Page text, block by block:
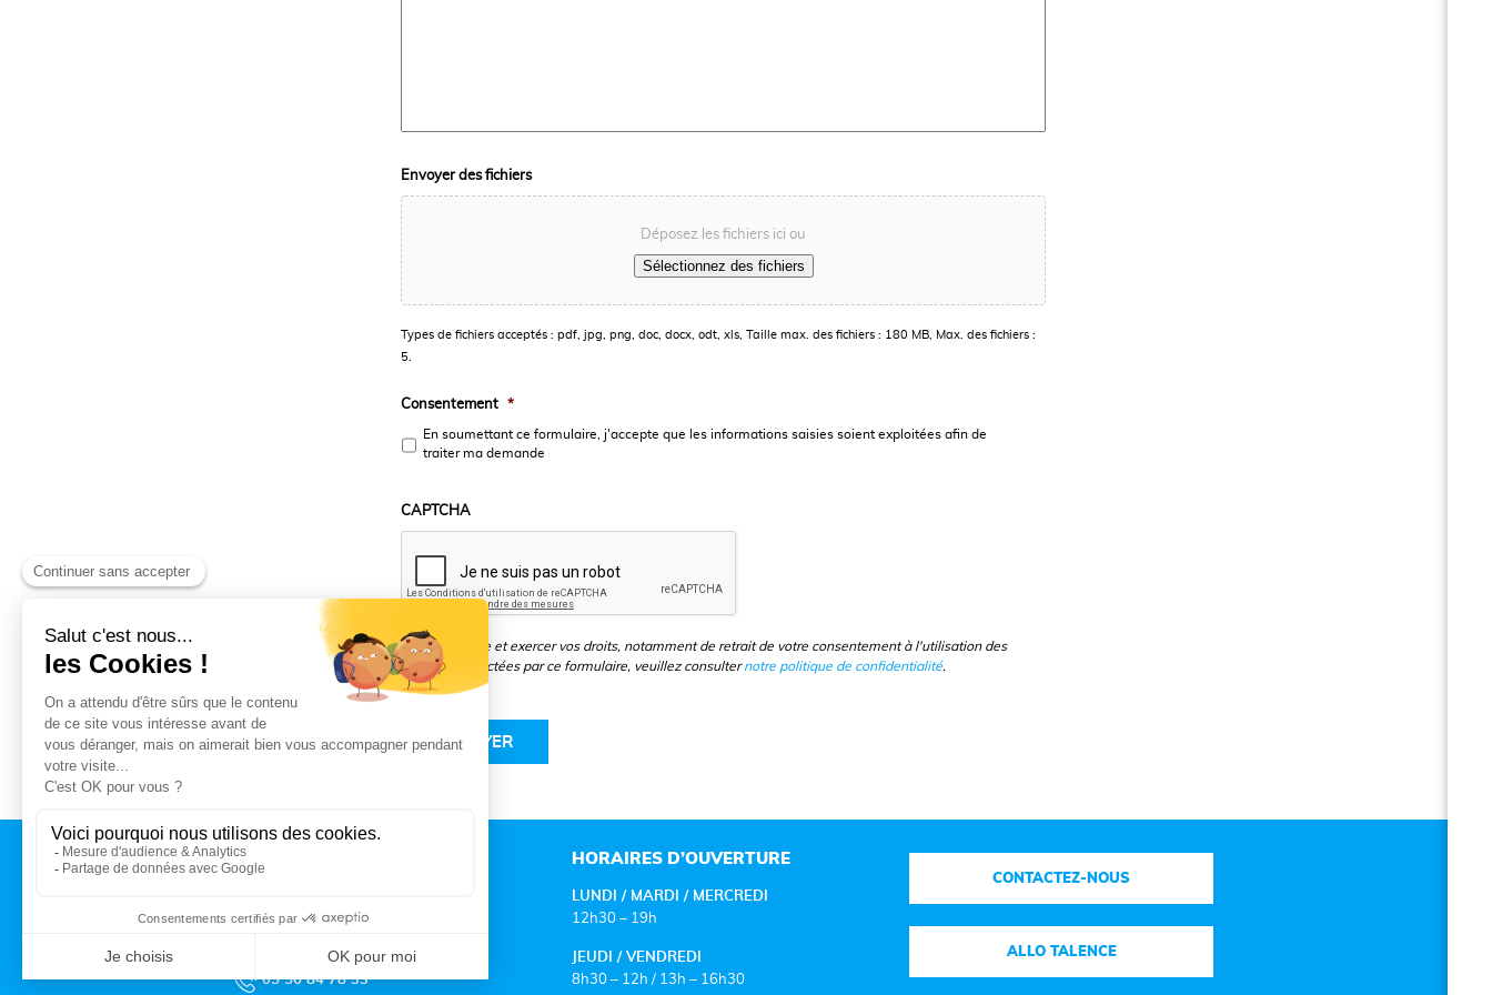
Envoyer des fichiers
Déposez les fichiers ici ou
Sélectionnez des fichiers
Types de fichiers acceptés : pdf, jpg, png, doc, docx, odt, xls, Taille max. des fichiers : 180 MB, Max. des fichiers :
5.
Consentement *
En soumettant ce formulaire, j'accepte que les informations saisies soient exploitées afin de
traiter ma demande
CAPTCHA
Pour connaître et exercer vos droits, notamment de retrait de votre consentement à l'utilisation des
données collectées par ce formulaire, veuillez consulternotre politique de confidentialité.
CONTACT
Rue du Professeur Arnozan
05 56 84 78 33
HORAIRES D’OUVERTURE
LUNDI / MARDI / MERCREDI
12h30 – 19h
JEUDI / VENDREDI
8h30 – 12h / 13h – 16h30
CONTACTEZ-NOUS
ALLO TALENCE